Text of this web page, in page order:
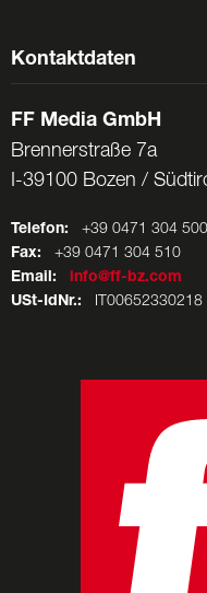
Kontaktdaten
FF Media GmbH
Brennerstraße 7a
I-39100 Bozen /
Telefon: +39 0471 304 500
Fax: +39 0471 304 510
Email:
info@ff-bz.com
USt-IdNr.: IT00652330218